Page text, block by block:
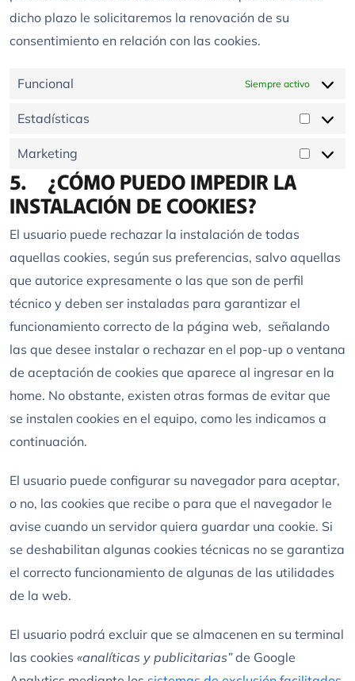
dicho plazo le solicitaremos la renovación de su
consentimiento en relación con las cookies.
Funcional Siempre activo
Estadísticas
Marketing
5. ¿CÓMO PUEDO IMPEDIR LA
INSTALACIÓN DE COOKIES?
El usuario puede rechazar la instalación de todas
aquellas cookies, según sus preferencias, salvo aquellas
que autorice expresamente o las que son de perfil
técnico y deben ser instaladas para garantizar el
funcionamiento correcto de la página web, señalando
las que desee instalar o rechazar en el pop-up o ventana
de aceptación de cookies que aparece al ingresar en la
home. No obstante, existen otras formas de evitar que
se instalen cookies en el equipo, como les indicamos a
continuación.
El usuario puede configurar su navegador para aceptar,
o no, las cookies que recibe o para que el navegador le
avise cuando un servidor quiera guardar una cookie. Si
se deshabilitan algunas cookies técnicas no se garantiza
el correcto funcionamiento de algunas de las utilidades
de la web.
El usuario podrá excluir que se almacenen en su terminal
las cookies «analíticas y publicitarias”de Google